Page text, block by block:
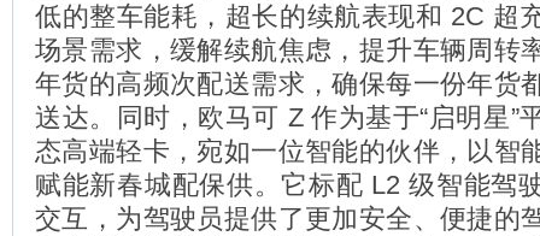
低的整车能耗，超长的续航表现和 2C 超
场景需求，缓解续航焦虑，提升车辆周转
年货的高频次配送需求，确保每一份年货
送达。同时，欧马可 Z 作为基于“启明星”
态高端轻卡，宛如一位智能的伙伴，以智
赋能新春城配保供。它标配 L2 级智能驾
交互，为驾驶员提供了更加安全、便捷的